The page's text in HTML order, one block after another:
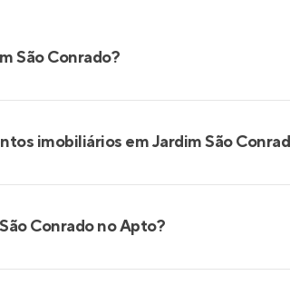
São Conrado?
imobiliários em Jardim São
Conrado no Apto?